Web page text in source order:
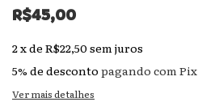
R$45,00
2xde R$22,50 sem juros
5% de desconto pagando com Pix
Ver mais detalhes